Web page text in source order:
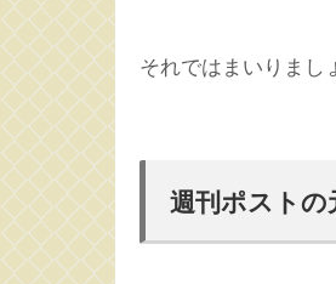
それではまいりまし
週刊ポストの